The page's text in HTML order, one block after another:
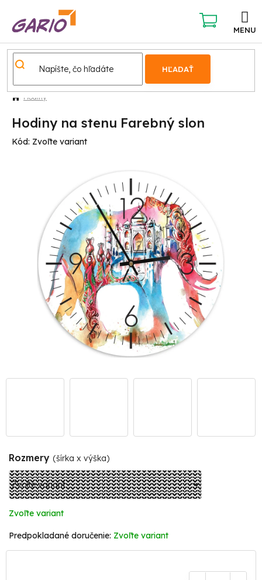
obsah
HĽADAŤ
NÁKUPNÝ
KOŠÍK
Hodiny
Hodiny na stenu Farebný slon
Kód: Zvoľte variant
Rozmery (šírka x výška)
Zvoľte variant
Zvoľte variant